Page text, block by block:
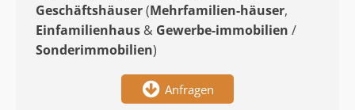
Geschäftshäuser(Mehrfamilien-häuser,
Einfamilienhaus & Gewerbe-immobilien /
Sonderimmobilien)
Anfragen